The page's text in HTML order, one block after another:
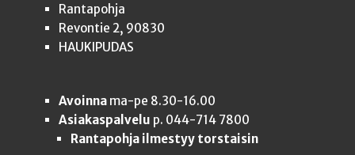
Rantapohja
Revontie 2, 90830
HAUKIPUDAS
Avoinnama-pe 8.30-16.00
Asiakaspalvelu p. 044-714 7800
Rantapohja ilmestyy torstaisin